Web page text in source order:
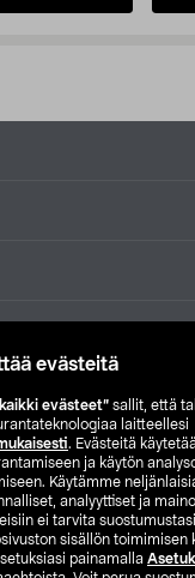
evästeitä
evästeet” sallit, että
laitteellesi
. Evästeitä
ja käytön
Käytämme
analyyttiset ja
ei tarvita
sisällön toimimisen
painamalla
Etsi myymälä
SE NO FI
FI SV